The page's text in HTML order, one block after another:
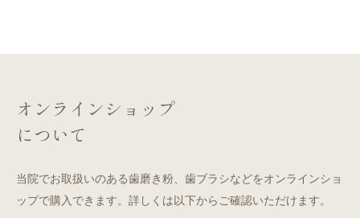
オンラインショップ
について
当院でお取扱いのある歯磨き粉、歯ブラシなどをオンラインショ
ップで購入できます。詳しくは以下からご確認いただけます。